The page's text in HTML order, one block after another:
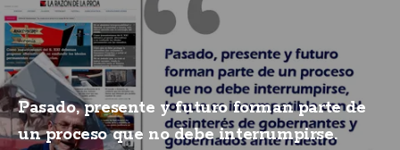
Pasado, presente y futuro forman parte de
un proceso que no debe interrumpirse.